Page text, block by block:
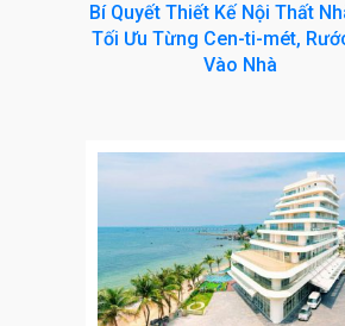
Bí Quyết Thiết Kế Nội Thất
Tối Ưu Từng Cen-ti-mét,
Vào Nhà